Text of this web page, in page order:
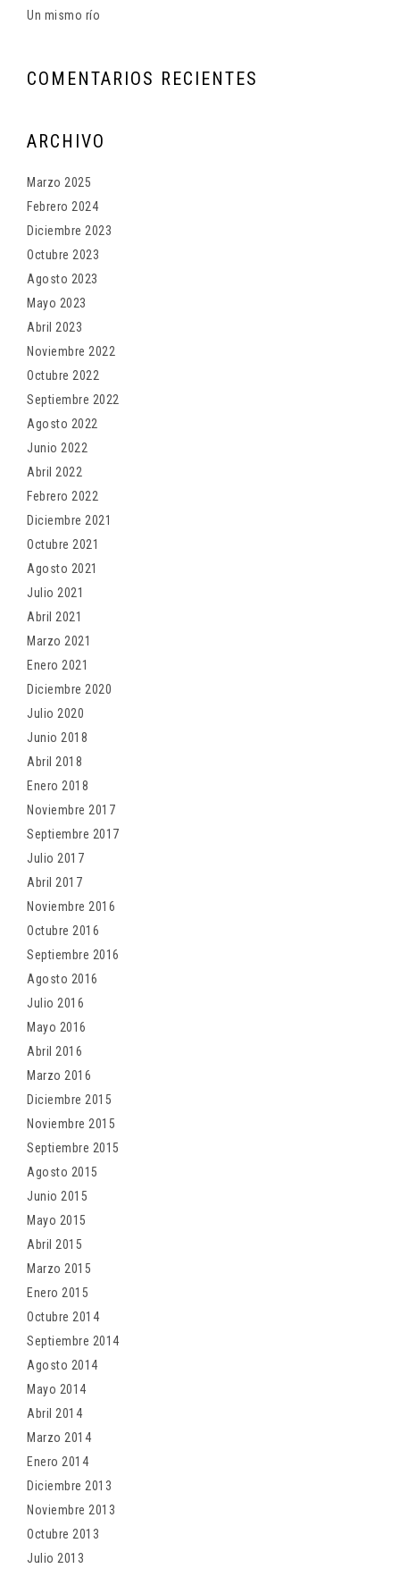
Un mismo río
COMENTARIOS RECIENTES
ARCHIVO
Marzo 2025
Febrero 2024
Diciembre 2023
Octubre 2023
Agosto 2023
Mayo 2023
Abril 2023
Noviembre 2022
Octubre 2022
Septiembre 2022
Agosto 2022
Junio 2022
Abril 2022
Febrero 2022
Diciembre 2021
Octubre 2021
Agosto 2021
Julio 2021
Abril 2021
Marzo 2021
Enero 2021
Diciembre 2020
Julio 2020
Junio 2018
Abril 2018
Enero 2018
Noviembre 2017
Septiembre 2017
Julio 2017
Abril 2017
Noviembre 2016
Octubre 2016
Septiembre 2016
Agosto 2016
Julio 2016
Mayo 2016
Abril 2016
Marzo 2016
Diciembre 2015
Noviembre 2015
Septiembre 2015
Agosto 2015
Junio 2015
Mayo 2015
Abril 2015
Marzo 2015
Enero 2015
Octubre 2014
Septiembre 2014
Agosto 2014
Mayo 2014
Abril 2014
Marzo 2014
Enero 2014
Diciembre 2013
Noviembre 2013
Octubre 2013
Julio 2013